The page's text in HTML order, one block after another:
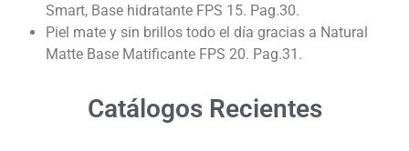
Smart, Base hidratante FPS 15. Pag.30.
Piel mate y sin brillos todo el día gracias a Natural
Matte Base Matificante FPS 20. Pag.31.
Catálogos Recientes